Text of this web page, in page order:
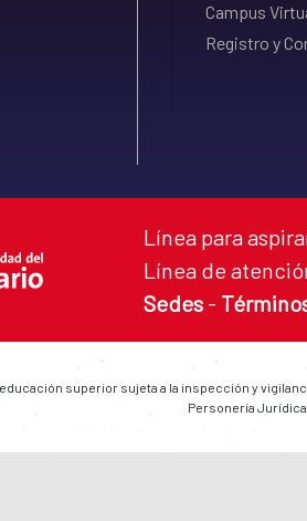
Campus
Registro y
Línea para
Línea de
Sedes -
superior sujeta a la inspección y
Personería